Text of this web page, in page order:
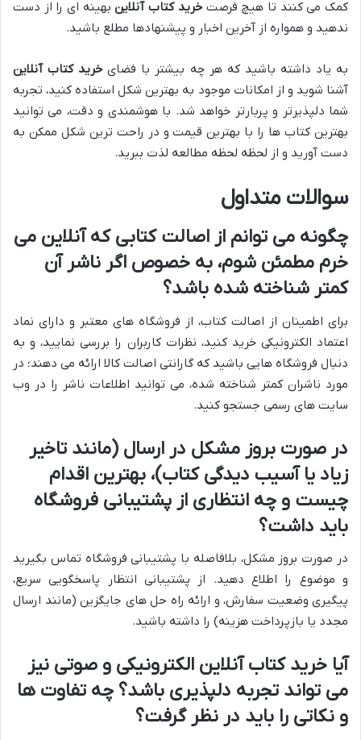
کمک می کنند تا هیچ فرصتخرید کتاب آنلاینبهینه ای را از دست
ندهید و همواره از آخرین اخبار و پیشنهادها مطلع باشید.
به یاد داشته باشید که هر چه بیشتر با فضای خرید کتاب آنلاین
آشنا شوید و از امکانات موجود به بهترین شکل استفاده کنید، تجربه
شما دلپذیرتر و پربارتر خواهد شد. با هوشمندی و دقت، می توانید
بهترین کتاب ها را با بهترین قیمت و در راحت ترین شکل ممکن به
دست آورید و از لحظه لحظه مطالعه لذت ببرید.
سوالات متداول
چگونه می توانم از اصالت کتابی که آنلاین می
خرم مطمئن شوم، به خصوص اگر ناشر آن
کمتر شناخته شده باشد؟
برای اطمینان از اصالت کتاب، از فروشگاه های معتبر و دارای نماد
اعتماد الکترونیکی خرید کنید، نظرات کاربران را بررسی نمایید، و به
دنبال فروشگاه هایی باشید که گارانتی اصالت کالا ارائه می دهند؛ در
مورد ناشران کمتر شناخته شده، می توانید اطلاعات ناشر را در وب
سایت های رسمی جستجو کنید.
در صورت بروز مشکل در ارسال (مانند تاخیر
زیاد یا آسیب دیدگی کتاب)، بهترین اقدام
چیست و چه انتظاری از پشتیبانی فروشگاه
باید داشت؟
در صورت بروز مشکل، بلافاصله با پشتیبانی فروشگاه تماس بگیرید
و موضوع را اطلاع دهید. از پشتیبانی انتظار پاسخگویی سریع،
پیگیری وضعیت سفارش، و ارائه راه حل های جایگزین (مانند ارسال
مجدد یا بازپرداخت هزینه) را داشته باشید.
آیا خرید کتاب آنلاین الکترونیکی و صوتی نیز
می تواند تجربه دلپذیری باشد؟ چه تفاوت ها
و نکاتی را باید در نظر گرفت؟